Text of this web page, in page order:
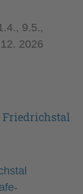
9.5.,
2026